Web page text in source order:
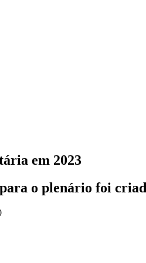
em 2023
o plenário foi